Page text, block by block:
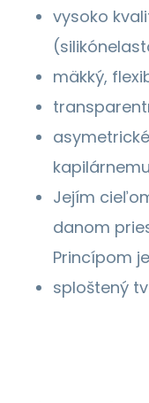
vysoko
mäkký,
Jejím
danom
Princípom
sploštený